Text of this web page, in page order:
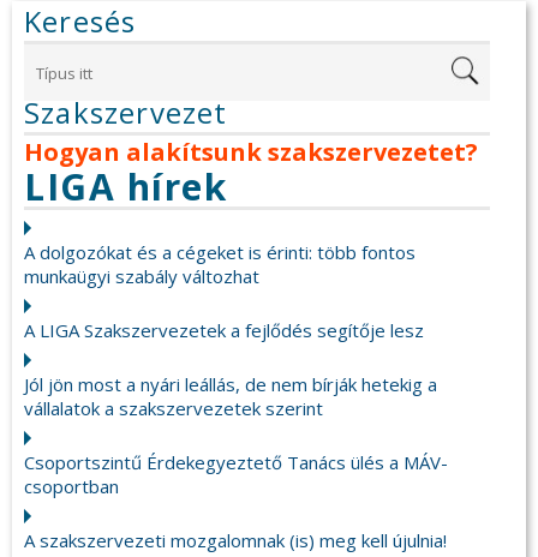
Keresés
Szakszervezet
Hogyan alakítsunk szakszervezetet?
LIGA hírek
A dolgozókat és a cégeket is érinti: több fontos
munkaügyi szabály változhat
A LIGA Szakszervezetek a fejlődés segítője lesz
Jól jön most a nyári leállás, de nem bírják hetekig a
vállalatok a szakszervezetek szerint
Csoportszintű Érdekegyeztető Tanács ülés a MÁV-
csoportban
A szakszervezeti mozgalomnak (is) meg kell újulnia!